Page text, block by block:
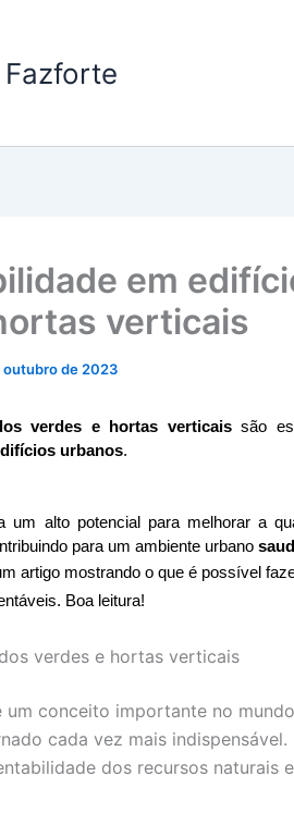
Fazforte
em
verticais
outubro de 2023
verdes e hortas verticais
urbanos.
um alto potencial para melhorar a
para um ambiente urbano
artigo mostrando o que é possível
Boa leitura!
verdes e hortas verticais
um conceito importante no
cada vez mais
dos recursos naturais